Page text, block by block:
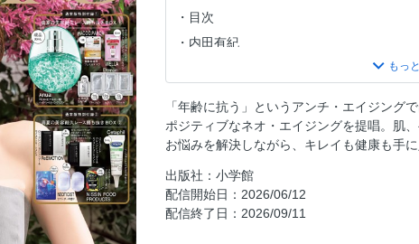
目次
内田有紀
Part 1 「美容持久力」を上げる5つのメ
Part 2 紫外線ハイシーズンに大人がす
Part 3 大人が夏に起こしやすい持久力切
Part 4 夏の大人は「咀嚼筋」を鍛えて美
Part 5 今季お目見えのロングラスティン
「年齢に抗う」というアンチ・エイジング
ポジティブなネオ・エイジングを提唱。肌
お悩みを解決しながら、キレイも健康も手
出版社：小学館
配信開始日：2026/06/12
配信終了日：2026/09/11